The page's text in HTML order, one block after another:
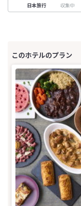
日本旅行 収集中